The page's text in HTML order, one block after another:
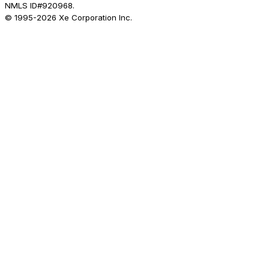
NMLS ID#920968.
© 1995-2026 Xe Corporation Inc.